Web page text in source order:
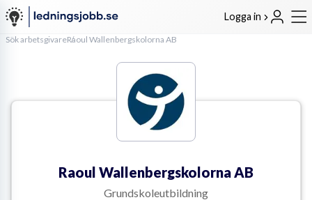
Logga in
Sök arbetsgivareRaoul Wallenbergskolorna AB
Raoul Wallenbergskolorna AB
Grundskoleutbildning